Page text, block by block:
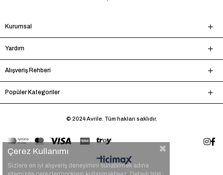
Kurumsal
Yardım
Alışveriş Rehberi
Popüler Kategoriler
© 2024 Avrile. Tüm hakları saklıdır.
Çerez Kullanımı
Sizlere en iyi alışveriş deneyimini sunabilmek adına